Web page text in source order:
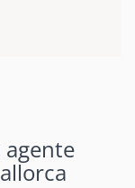
agente